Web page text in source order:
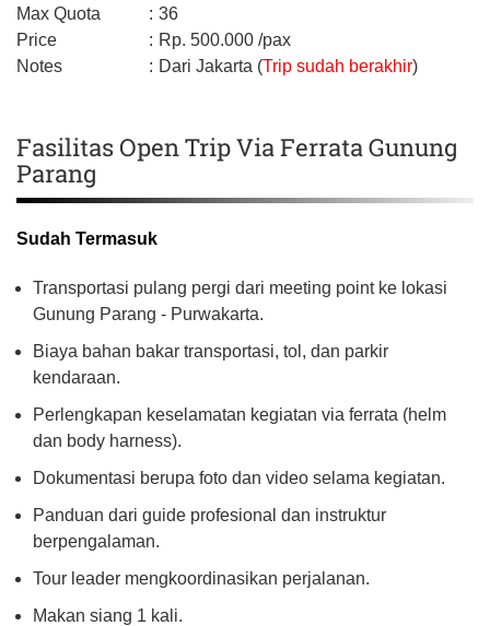
Max Quota
: 36
Price
: Rp. 500.000 /pax
Notes
: Dari Jakarta (Trip sudah berakhir)
Fasilitas Open Trip Via Ferrata Gunung
Parang
Sudah Termasuk
Transportasi pulang pergi dari meeting point ke lokasi
Gunung Parang - Purwakarta.
Biaya bahan bakar transportasi, tol, dan parkir
kendaraan.
Perlengkapan keselamatan kegiatan via ferrata (helm
dan body harness).
Dokumentasi berupa foto dan video selama kegiatan.
Panduan dari guide profesional dan instruktur
berpengalaman.
Tour leader mengkoordinasikan perjalanan.
Makan siang 1 kali.